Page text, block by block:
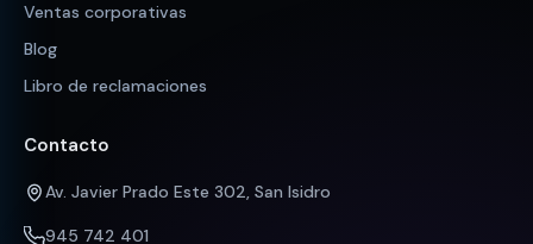
Ventas corporativas
Blog
Libro de reclamaciones
Contacto
Av. Javier Prado Este 302, San Isidro
945 742 401